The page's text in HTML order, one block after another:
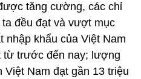
tăng cường, các chỉ
đều đạt và vượt mục
nhập khẩu của Việt Nam
từ trước đến nay; lượng
Việt Nam đạt gần 13 triệu